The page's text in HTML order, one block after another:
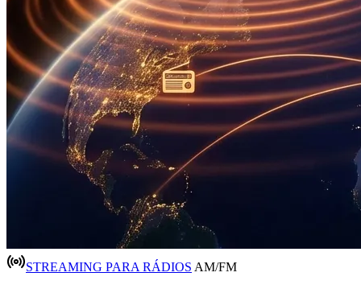
STREAMING PARA RÁDIOS AM/FM